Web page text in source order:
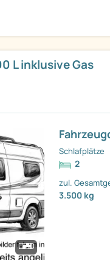
L inklusive Gas
Schlafplätze
2
zul.
3.500 kg